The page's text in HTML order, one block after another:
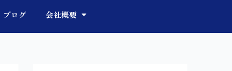
ブログ 会社概要